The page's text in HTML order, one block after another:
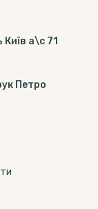
а\с 71
Петро